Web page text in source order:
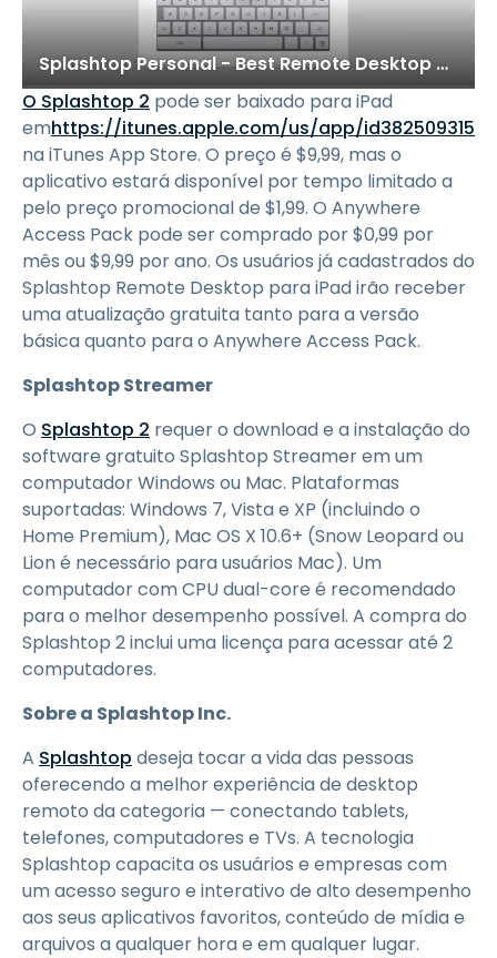
Splashtop Personal - Best Remote Desktop App with Great Audio and Video Support
O Splashtop 2 pode ser baixado para iPad
emhttps://itunes.apple.com/us/app/id382509315
na iTunes App Store. O preço é $9,99, mas o
aplicativo estará disponível por tempo limitado a
pelo preço promocional de $1,99. O Anywhere
Access Pack pode ser comprado por $0,99 por
mês ou $9,99 por ano. Os usuários já cadastrados do
Splashtop Remote Desktop para iPad irão receber
uma atualização gratuita tanto para a versão
básica quanto para o Anywhere Access Pack.
Splashtop Streamer
O Splashtop 2 requer o download e a instalação do
software gratuito Splashtop Streamer em um
computador Windows ou Mac. Plataformas
suportadas: Windows 7, Vista e XP (incluindo o
Home Premium), Mac OS X 10.6+ (Snow Leopard ou
Lion é necessário para usuários Mac). Um
computador com CPU dual-core é recomendado
para o melhor desempenho possível. A compra do
Splashtop 2 inclui uma licença para acessar até 2
computadores.
Sobre a Splashtop Inc.
A Splashtop deseja tocar a vida das pessoas
oferecendo a melhor experiência de desktop
remoto da categoria — conectando tablets,
telefones, computadores e TVs. A tecnologia
Splashtop capacita os usuários e empresas com
um acesso seguro e interativo de alto desempenho
aos seus aplicativos favoritos, conteúdo de mídia e
arquivos a qualquer hora e em qualquer lugar.